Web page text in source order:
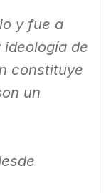
y fue a
de
constituye
un